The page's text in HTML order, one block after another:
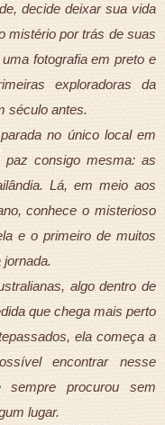
decide deixar sua vida
mistério por trás de suas
fotografia em preto e
exploradoras da
século antes.
no único local em
paz consigo mesma: as
Lá, em meio aos
conhece o misterioso
e o primeiro de muitos
algo dentro de
que chega mais perto
ela começa a
encontrar nesse
sempre procurou sem
lugar.